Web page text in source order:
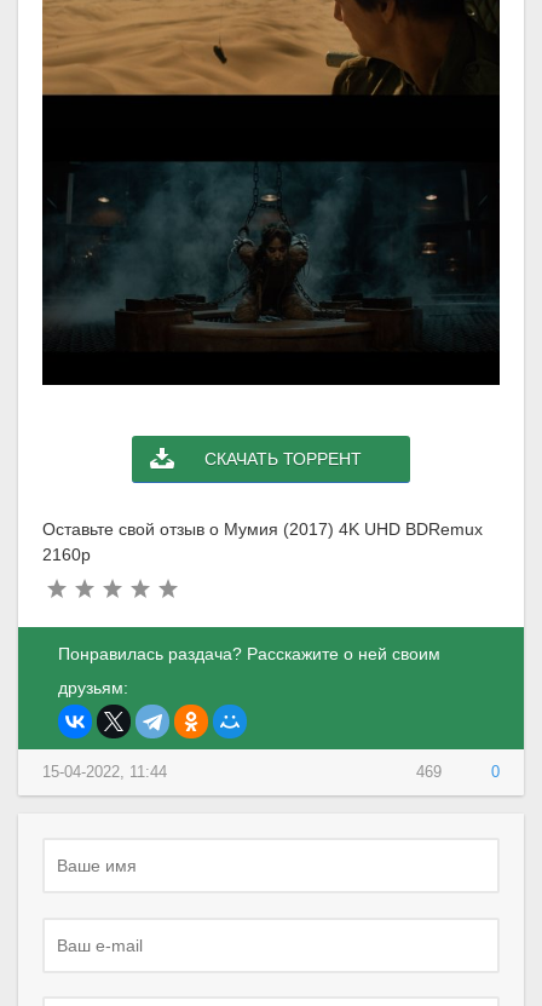
СКАЧАТЬ ТОРРЕНТ
Оставьте свой отзыв о Мумия (2017) 4K UHD BDRemux
2160p
Понравилась раздача? Расскажите о ней своим
друзьям:
469 0
15-04-2022, 11:44